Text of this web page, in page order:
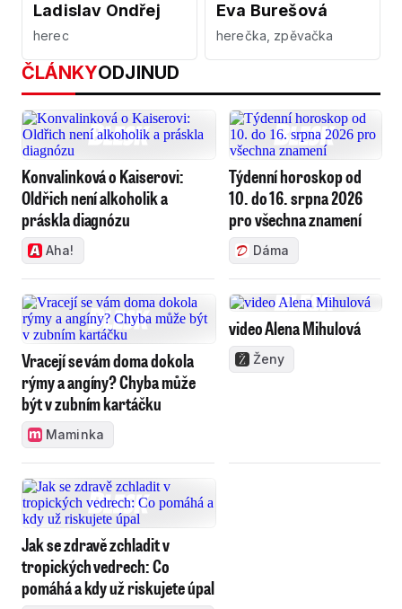
Ladislav Ondřej
herec
Eva Burešová
herečka, zpěvačka
ČLÁNKYODJINUD
Konvalinková o Kaiserovi:
Oldřich není alkoholik a
práskla diagnózu
Aha!
Týdenní horoskop od
10. do 16. srpna 2026
pro všechna znamení
Dáma
Vracejí se vám doma dokola
rýmy a angíny? Chyba může
být v zubním kartáčku
Maminka
video Alena Mihulová
Ženy
Jak se zdravě zchladit v
tropických vedrech: Co
pomáhá a kdy už riskujete úpal